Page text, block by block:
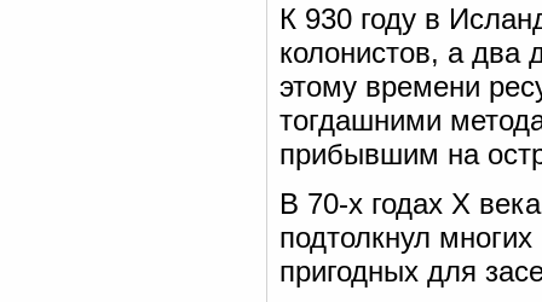
К 930 году в
колонистов, а два
этому времени
тогдашними
прибывшим на
В 70-х годах X
подтолкнул
пригодных для